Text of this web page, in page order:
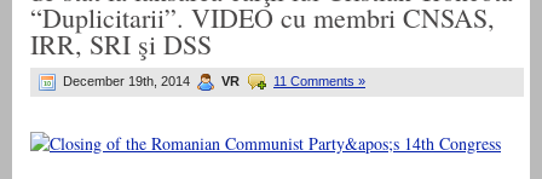
“Duplicitarii”. VIDEO cu membri CNSAS,
IRR, SRI şi DSS
December 19th, 2014 VR 11 Comments »